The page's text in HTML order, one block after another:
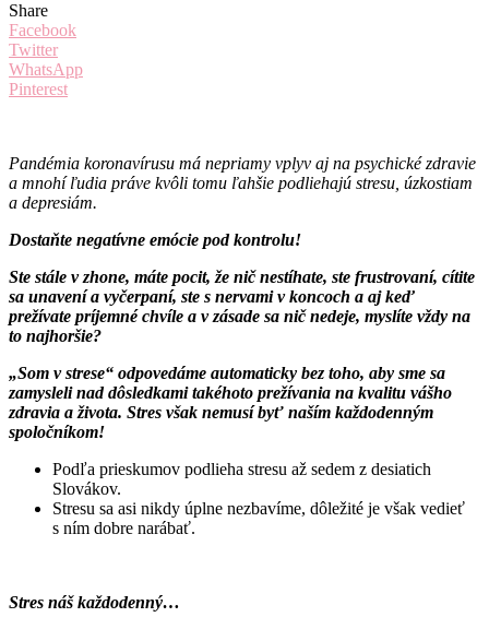
Share
Facebook
Twitter
WhatsApp
Pinterest
Pandémia koronavírusu má nepriamy vplyv aj na psychické zdravie
a mnohí ľudia práve kvôli tomu ľahšie podliehajú stresu, úzkostiam
a depresiám.
Dostaňte negatívne emócie pod kontrolu!
Ste stále v zhone, máte pocit, že nič nestíhate, ste frustrovaní, cítite
sa unavení a vyčerpaní, ste s nervami v koncoch a aj keď
prežívate príjemné chvíle a v zásade sa nič nedeje, myslíte vždy na
to najhoršie?
„Som v strese“ odpovedáme automaticky bez toho, aby sme sa
zamysleli nad dôsledkami takéhoto prežívania na kvalitu vášho
zdravia a života. Stres však nemusí byť naším každodenným
spoločníkom!
Podľa prieskumov podlieha stresu až sedem z desiatich
Slovákov.
Stresu sa asi nikdy úplne nezbavíme, dôležité je však vedieť
s ním dobre narábať.
Stres náš každodenný…